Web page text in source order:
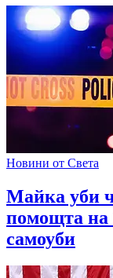
Новини от Света
Майка уби
помощта на
самоуби